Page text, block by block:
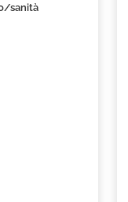
sanità